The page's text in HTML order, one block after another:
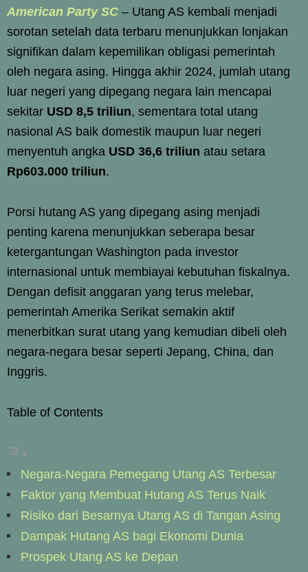
American Party SC – Utang AS kembali menjadi
sorotan setelah data terbaru menunjukkan lonjakan
signifikan dalam kepemilikan obligasi pemerintah
oleh negara asing. Hingga akhir 2024, jumlah utang
luar negeri yang dipegang negara lain mencapai
sekitar USD 8,5 triliun, sementara total utang
nasional AS baik domestik maupun luar negeri
menyentuh angka USD 36,6 triliun atau setara
Rp603.000 triliun.
Porsi hutang AS yang dipegang asing menjadi
penting karena menunjukkan seberapa besar
ketergantungan Washington pada investor
internasional untuk membiayai kebutuhan fiskalnya.
Dengan defisit anggaran yang terus melebar,
pemerintah Amerika Serikat semakin aktif
menerbitkan surat utang yang kemudian dibeli oleh
negara-negara besar seperti Jepang, China, dan
Inggris.
Table of Contents
Negara-Negara Pemegang Utang AS Terbesar
Faktor yang Membuat Hutang AS Terus Naik
Risiko dari Besarnya Utang AS di Tangan Asing
Dampak Hutang AS bagi Ekonomi Dunia
Prospek Utang AS ke Depan